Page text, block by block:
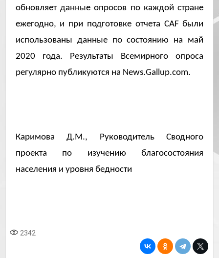
обновляет данные опросов по каждой стране
ежегодно, и при подготовке отчета CAF были
использованы данные по состоянию на май
2020 года. Результаты Всемирного опроса
регулярно публикуются на News.Gallup.com.
Каримова Д.М., Руководитель Сводного
проекта по изучению благосостояния
населения и уровня бедности
2342